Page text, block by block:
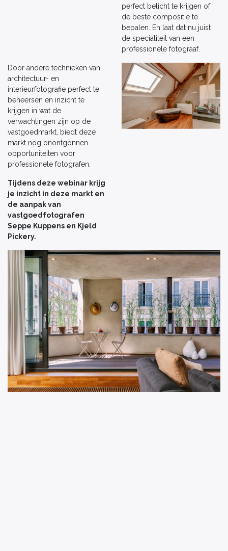
perfect belicht te krijgen of
de beste compositie te
bepalen. En laat dat nu juist
de specialiteit van een
professionele fotograaf.
Door andere technieken van
architectuur- en
interieurfotografie perfect te
beheersen en inzicht te
krijgen in wat de
verwachtingen zijn op de
vastgoedmarkt, biedt deze
markt nog onontgonnen
opportuniteiten voor
professionele fotografen.
Tijdens deze webinar krijg
je inzicht in deze markt en
de aanpak van
vastgoedfotografen
Seppe Kuppens en Kjeld
Pickery.